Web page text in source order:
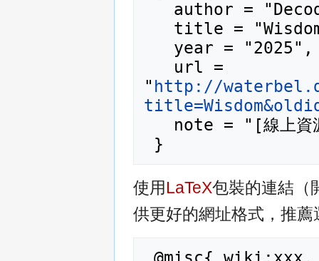
" http://
使用LaTeX包裝的連結（
供更好的網址格式，推